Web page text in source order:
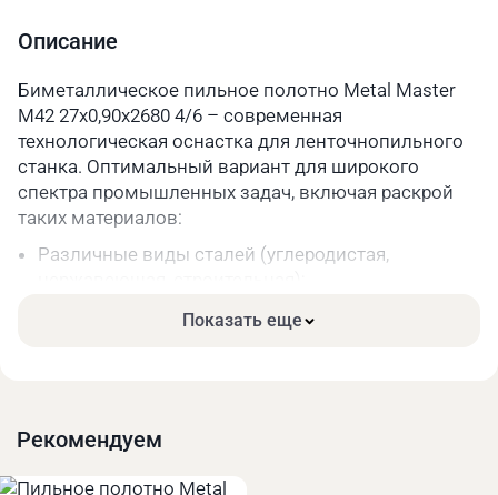
Параметры упакованного товара
Вес, кг
0,2
Длина, мм
330
Ширина, мм
330
Описание
Биметаллическое пильное полотно Metal Master
M42 27x0,90x2680 4/6 – современная
технологическая оснастка для ленточнопильного
станка. Оптимальный вариант для широкого
спектра промышленных задач, включая раскрой
таких материалов:
Различные виды сталей (углеродистая,
Цветные металлы и их сплавы.
из качественной быстрорежущей стали.
при высоких нагрузках.
Показать еще
Рекомендуем